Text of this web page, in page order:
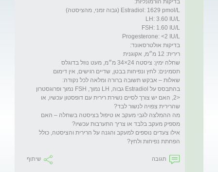
בהתבסס על Estradiol גבוה, LH נמוך, FSH נמוך ופרוגסטרון
<2, האם יש צורך לסיים נשירת רירית עם דופסטון עכשיו, או
מה ההמלצה לגבי מעקב או טיפול בציסטה בשחלה – האם
אילו צעדים נוספים למעקב והגנה על הרירית והציסטה, כולל
הפחתת נפיחות ולחץ?
תגובה שיתוף